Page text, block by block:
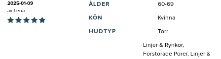
2025-01-09
av
Lena
ÅLDER 60-69
KÖN Kvinna
HUDTYP Torr
Linjer & Rynkor,
Förstorade Porer, Linjer &